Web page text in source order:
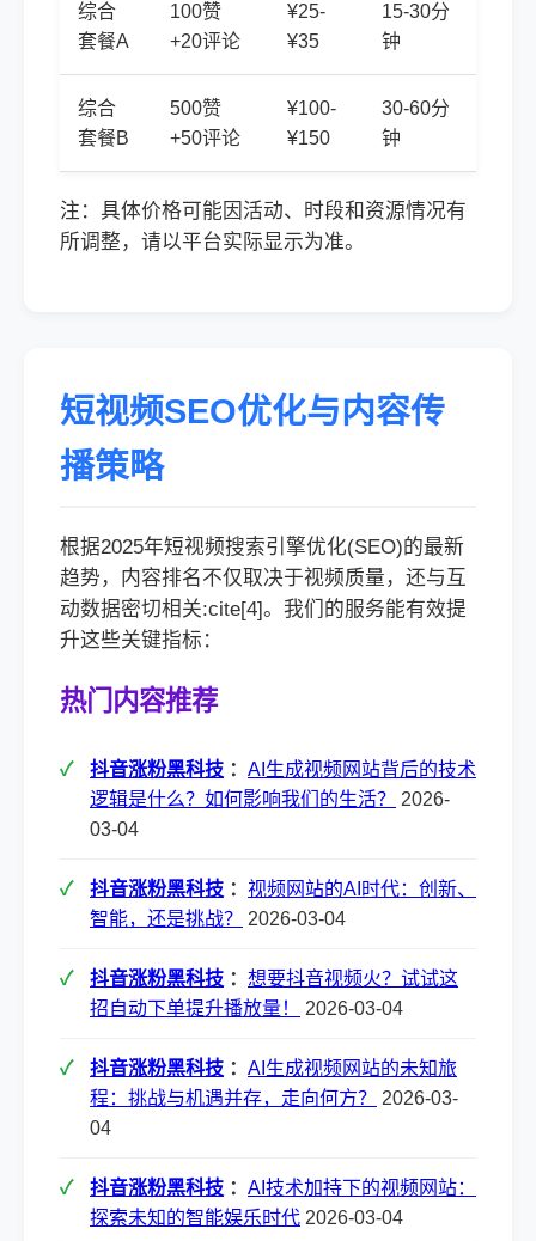
综合
套餐A
100赞
+20评论
¥25-
¥35
15-30分
钟
综合
套餐B
500赞
+50评论
¥100-
¥150
30-60分
钟
注：具体价格可能因活动、时段和资源情况有
所调整，请以平台实际显示为准。
短视频SEO优化与内容传
播策略
根据2025年短视频搜索引擎优化(SEO)的最新
趋势，内容排名不仅取决于视频质量，还与互
动数据密切相关:cite[4]。我们的服务能有效提
升这些关键指标：
热门内容推荐
抖音涨粉黑科技 ： AI生成视频网站背后的技术
逻辑是什么？如何影响我们的生活？
2026-
03-04
抖音涨粉黑科技 ： 视频网站的AI时代：创新、
智能，还是挑战？
2026-03-04
抖音涨粉黑科技 ： 想要抖音视频火？试试这
招自动下单提升播放量！
2026-03-04
抖音涨粉黑科技 ： AI生成视频网站的未知旅
程：挑战与机遇并存，走向何方？
2026-03-
04
抖音涨粉黑科技 ： AI技术加持下的视频网站：
探索未知的智能娱乐时代 2026-03-04